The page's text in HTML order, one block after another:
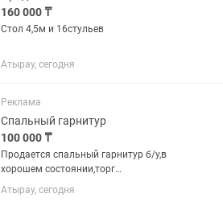
160 000 ₸
Стол 4,5м и 16стульев
Атырау, сегодня
Реклама
Спальный гарнитур
100 000 ₸
Продается спальный гарнитур б/у,в
хорошем состоянии,торг
имеется,самовывоз
Атырау, сегодня